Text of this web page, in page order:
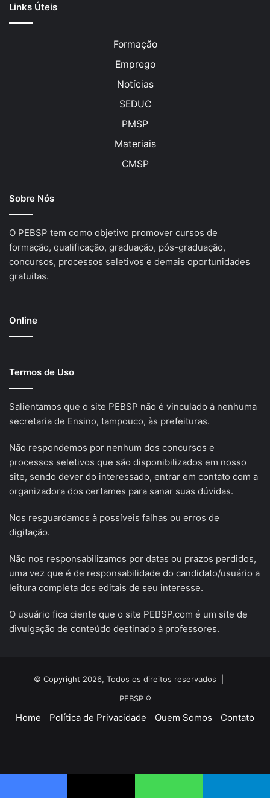
Links Úteis
Formação
Emprego
Notícias
SEDUC
PMSP
Materiais
CMSP
Sobre Nós
O PEBSP tem como objetivo promover cursos de
formação, qualificação, graduação, pós-graduação,
concursos, processos seletivos e demais oportunidades
gratuitas.
Online
Termos de Uso
Salientamos que o site PEBSP não é vinculado à nenhuma
secretaria de Ensino, tampouco, às prefeituras.
Não respondemos por nenhum dos concursos e
processos seletivos que são disponibilizados em nosso
site, sendo dever do interessado, entrar em contato com a
organizadora dos certames para sanar suas dúvidas.
Nos resguardamos à possíveis falhas ou erros de
digitação.
Não nos responsabilizamos por datas ou prazos perdidos,
uma vez que é de responsabilidade do candidato/usuário a
leitura completa dos editais de seu interesse.
O usuário fica ciente que o site PEBSP.com é um site de
divulgação de conteúdo destinado à professores.
© Copyright 2026, Todos os direitos reservados |
PEBSP ®
Home Política de Privacidade Quem Somos Contato